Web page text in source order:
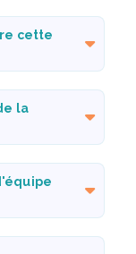
cette
la